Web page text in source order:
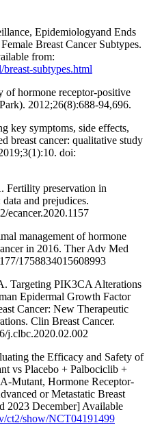
Epidemiologyand Ends
Breast Cancer Subtypes.
from:
breast-subtypes.html
of hormone receptor-positive
2012;26(8):688-94,696.
key symptoms, side effects,
breast cancer: qualitative study
doi:
Fertility preservation in
and prejudices.
ecancer.2020.1157
management of hormone
in 2016. Ther Adv Med
1758834015608993
Targeting PIK3CA Alterations
Epidermal Growth Factor
Cancer: New Therapeutic
Clin Breast Cancer.
j.clbc.2020.02.002
the Efficacy and Safety of
vs Placebo + Palbociclib +
Mutant, Hormone Receptor-
or Metastatic Breast
2023 December] Available
ct2/show/NCT04191499